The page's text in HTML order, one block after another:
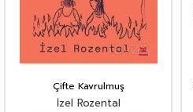
Çifte Kavrulmuş
İzel Rozental